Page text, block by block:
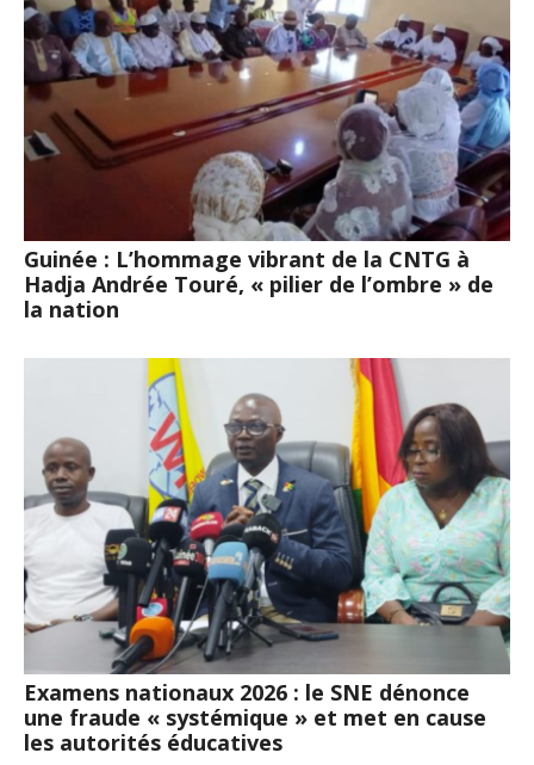
Guinée : L’hommage vibrant de la CNTG à
Hadja Andrée Touré, « pilier de l’ombre » de
la nation
Examens nationaux 2026 : le SNE dénonce
une fraude « systémique » et met en cause
les autorités éducatives